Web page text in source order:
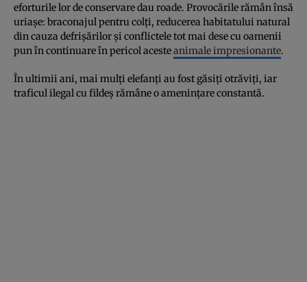
eforturile lor de conservare dau roade. Provocările rămân însă
uriașe: braconajul pentru colți, reducerea habitatului natural
din cauza defrișărilor și conflictele tot mai dese cu oamenii
pun în continuare în pericol acesteanimale impresionante.
În ultimii ani, mai mulți elefanți au fost găsiți otrăviți, iar
traficul ilegal cu fildeș rămâne o amenințare constantă.